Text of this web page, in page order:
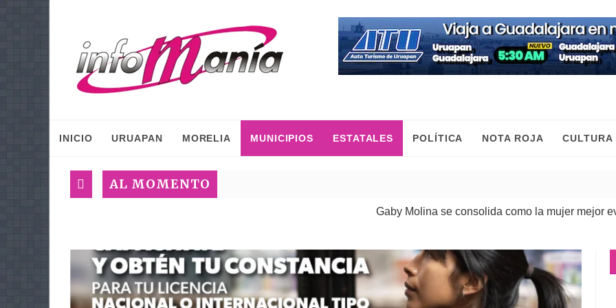
INICIO URUAPAN MORELIA MUNICIPIOS ESTATALES POLÍTICA NOTA ROJA CULTURA
AL MOMENTO
Gaby Molina se consolida como la mujer mejor evaluada